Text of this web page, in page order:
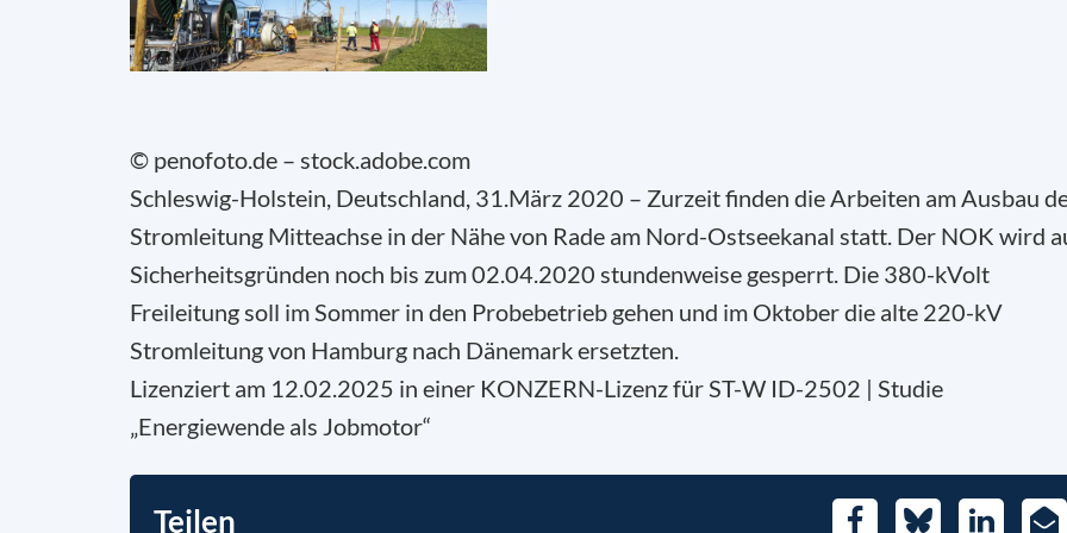
© penofoto.de – stock.adobe.com
Schleswig-Holstein, Deutschland, 31.März 2020 – Zurzeit finden die Arbeiten am Ausbau
Stromleitung Mitteachse in der Nähe von Rade am Nord-Ostseekanal statt. Der NOK wird
Sicherheitsgründen noch bis zum 02.04.2020 stundenweise gesperrt. Die 380-kVolt
Freileitung soll im Sommer in den Probebetrieb gehen und im Oktober die alte 220-kV
Stromleitung von Hamburg nach Dänemark ersetzten.
Lizenziert am 12.02.2025 in einer KONZERN-Lizenz für ST-W ID-2502 | Studie
„Energiewende als Jobmotor“
Teilen FacebookBlueskyLinkedIn
E-